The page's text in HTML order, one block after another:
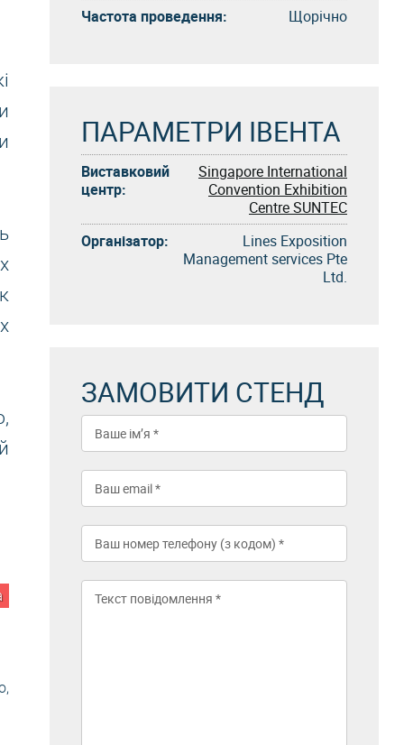
Частота проведення:
Щорічно
ПАРАМЕТРИ ІВЕНТА
Виставковий
центр:
Singapore International
Convention Exhibition
Centre SUNTEC
Організатор:
Lines Exposition
Management services Pte
Ltd.
ЗАМОВИТИ СТЕНД